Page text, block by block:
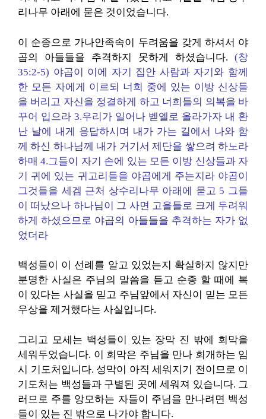
리나무 아래에 묻은 것이었습니다.
이 순종으로 가나안족속이 두려움을 갖게 하셔서 야
곱의 아들들을 추격하지 못하게 하셨습니다. (창
35:2-5) 야곱이 이에 자기 집안 사람과 자기와 함께
한 모든 자에게 이르되 너희 중에 있는 이방 신상들
을 버리고 자신을 정결하게 하고 너희들의 의복을 바
꾸어 입으라 3.우리가 일어나 벧엘로 올라가자 내 환
난 날에 내게 응답하시며 내가 가는 길에서 나와 함
께 하신 하나님께 내가 거기서 제단을 쌓으려 하노라
하매 4.그들이 자기 손에 있는 모든 이방 신상들과 자
기 귀에 있는 귀고리들을 야곱에게 주는지라 야곱이
그것들을 세겜 근처 상수리나무 아래에 묻고 5 그들
이 떠났으나 하나님이 그 사면 고을들로 크게 두려워
하게 하셨으므로 야곱의 아들들을 추격하는 자가 없
었더라
백성들이 이 선례를 알고 있었는지 확실하지 않지만
분명한 사실은 주님의 말씀을 듣고 순종 할 때에 복
이 있다는 사실을 믿고 주님앞에서 자신이 믿는 모든
우상을 제거했다는 사실입니다.
그리고 모세는 백성들이 있는 장막 진 밖에 회막을
세워두었습니다. 이 회막은 주님을 만나 회개하는 임
시 기도처입니다. 성막이 아직 세워지기 전이므로 이
기도처는 백성들과 구별된 곳에 세워져 있습니다. 그
러므로 주를 앙모하는 자들이 주님을 만나려면 백성
들이 있는 진 밖으로 나가야 합니다.